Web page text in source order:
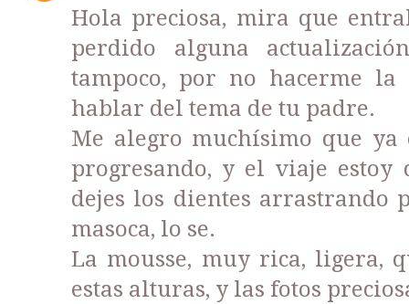
Hola preciosa, mira que
perdido alguna
tampoco, por no hacerme la
hablar del tema de tu padre.
Me alegro muchísimo que ya
progresando, y el viaje estoy
dejes los dientes arrastrando
masoca, lo se.
La mousse, muy rica, ligera,
estas alturas, y las fotos